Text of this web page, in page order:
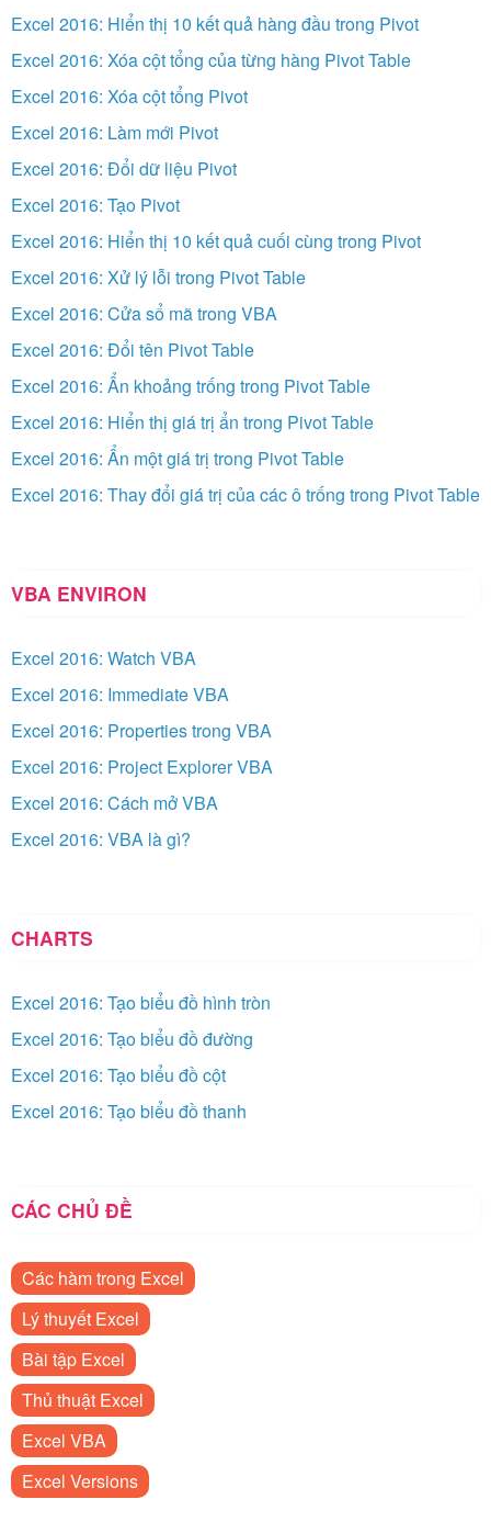
Excel 2016: Hiển thị 10 kết quả hàng đầu trong Pivot
Excel 2016: Xóa cột tổng của từng hàng Pivot Table
Excel 2016: Xóa cột tổng Pivot
Excel 2016: Làm mới Pivot
Excel 2016: Đổi dữ liệu Pivot
Excel 2016: Tạo Pivot
Excel 2016: Hiển thị 10 kết quả cuối cùng trong Pivot
Excel 2016: Xử lý lỗi trong Pivot Table
Excel 2016: Cửa sổ mã trong VBA
Excel 2016: Đổi tên Pivot Table
Excel 2016: Ẩn khoảng trống trong Pivot Table
Excel 2016: Hiển thị giá trị ẩn trong Pivot Table
Excel 2016: Ẩn một giá trị trong Pivot Table
Excel 2016: Thay đổi giá trị của các ô trống trong Pivot Table
VBA ENVIRON
Excel 2016: Watch VBA
Excel 2016: Immediate VBA
Excel 2016: Properties trong VBA
Excel 2016: Project Explorer VBA
Excel 2016: Cách mở VBA
Excel 2016: VBA là gì?
CHARTS
Excel 2016: Tạo biểu đồ hình tròn
Excel 2016: Tạo biểu đồ đường
Excel 2016: Tạo biểu đồ cột
Excel 2016: Tạo biểu đồ thanh
CÁC CHỦ ĐỀ
Các hàm trong Excel
Lý thuyết Excel
Bài tập Excel
Thủ thuật Excel
Excel VBA
Excel Versions